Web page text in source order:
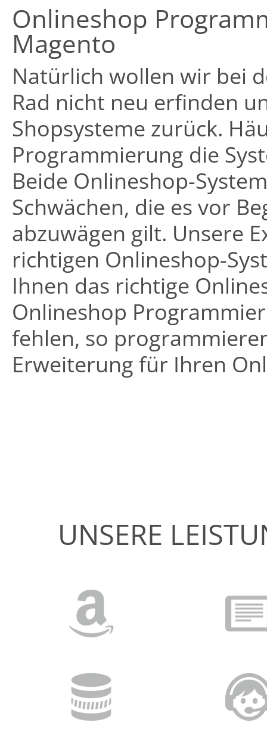
Onlineshop
Magento
Natürlich wollen wir bei
Rad nicht neu erfinden
Shopsysteme zurück.
Programmierung die
Beide Onlineshop-
Schwächen, die es vor
abzuwägen gilt. Unsere
richtigen Onlineshop-
Ihnen das richtige
Onlineshop
fehlen, so
Erweiterung für Ihren
UNSERE